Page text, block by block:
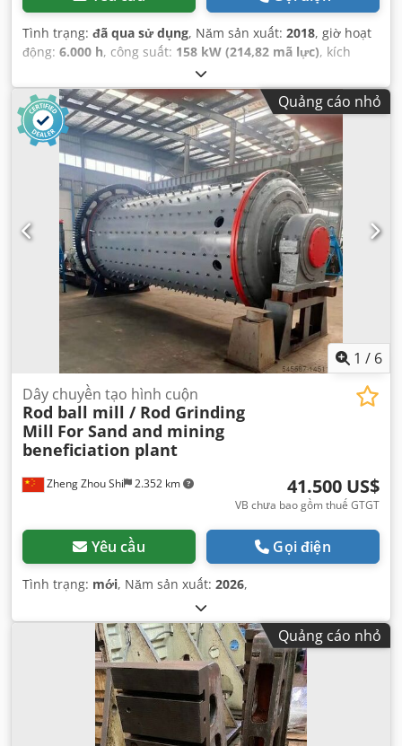
Tình trạng: đã qua sử dụng, Năm sản xuất: 2018, giờ hoạt
động: 6.000 h, công suất: 158 kW (214,82 mã lực), kích
, kích thước lốp sau:
Thiết bị:phanh khí nén,
Quảng cáo nhỏ
1 / 6
Zheng Zhou Shi 2.352 km
Dây chuyền tạo hình cuộn
Rod ball mill / Rod Grinding
Mill For Sand and mining
beneficiation plant
41.500 US$
VB chưa bao gồm thuế GTGT
Yêu cầu Gọi điện
Tình trạng: mới, Năm sản xuất: 2026,
Quảng cáo nhỏ